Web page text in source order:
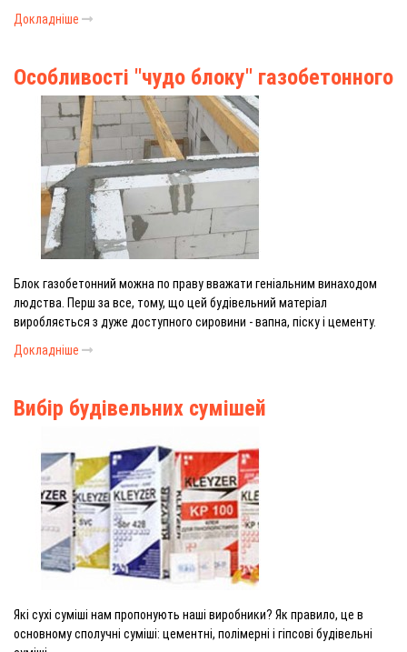
Докладніше
Особливості "чудо блоку" газобетонного
Блок газобетонний можна по праву вважати геніальним винаходом
людства. Перш за все, тому, що цей будівельний матеріал
виробляється з дуже доступного сировини - вапна, піску і цементу.
Докладніше
Вибір будівельних сумішей
Які сухі суміші нам пропонують наші виробники? Як правило, це в
основному сполучні суміші: цементні, полімерні і гіпсові будівельні